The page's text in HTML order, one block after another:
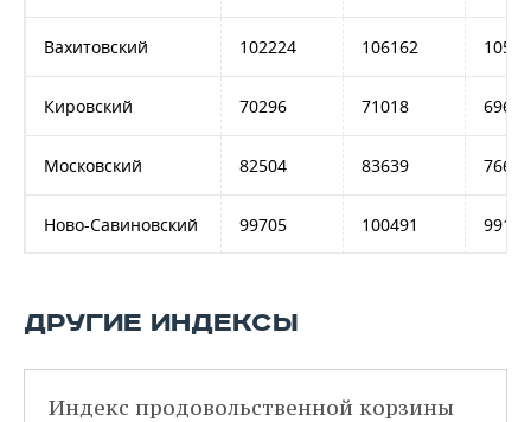
Вахитовский 102224 106162
Кировский 70296 71018 69676
Московский 82504 83639 76638
Ново-Савиновский 99705 100491 99181
Средня цена 83937 85339
ДРУГИЕ ИНДЕКСЫ
Индекс продовольственной корзины